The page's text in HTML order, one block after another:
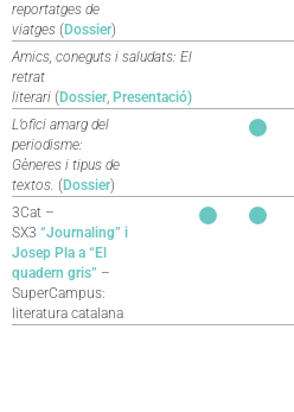
reportatges de
viatges ( Dossier)
Amics, coneguts i saludats: El
retrat
literari ( Dossier, Presentació)
L’ofici amarg del
periodisme:
Gèneres i tipus de
textos. ( Dossier)
3Cat –
SX3 “Journaling” i
Josep Pla a “El
quadern gris” –
SuperCampus:
literatura catalana